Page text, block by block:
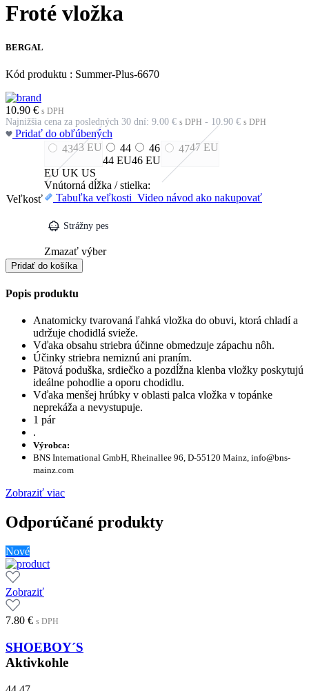
Froté vložka
BERGAL
Kód produktu : Summer-Plus-6670
10.90 € s DPH
Najnižšia cena za posledných 30 dní: 9.00 € s DPH - 10.90 € s DPH
Pridať do obľúbených
Veľkosť
4343EU
44
44 EU
46
46 EU
4747EU
EU UK US
Vnútorná dĺžka / stielka:
Tabuľka veľkosti Video návod ako nakupovať
Strážny pes
Zmazať výber
množstvo
Froté
vložka
Pridať do košíka
Popis produktu
Anatomicky tvarovaná ľahká vložka do obuvi, ktorá chladí a
udržuje chodidlá svieže.
Vďaka obsahu striebra účinne obmedzuje zápachu nôh.
Účinky striebra nemiznú ani praním.
Pätová poduška, srdiečko a pozdĺžna klenba vložky poskytujú
ideálne pohodlie a oporu chodidlu.
Vďaka menšej hrúbky v oblasti palca vložka v topánke
neprekáža a nevystupuje.
1 pár
.
Výrobca:
BNS International GmbH, Rheinallee 96, D-55120 Mainz, info@bns-
mainz.com
Zobraziť viac
Odporúčané produkty
Nové
Zobraziť
7.80 € s DPH
SHOEBOY´S
Aktivkohle